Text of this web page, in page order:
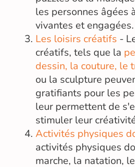
les personnes âgées
vivantes et engagées.
Les loisirs créatifs -
créatifs, tels que la
dessin, la couture, le
ou la sculpture
gratifiants pour les
leur permettent de
stimuler leur
Activités physiques
activités physiques
marche, la natation,